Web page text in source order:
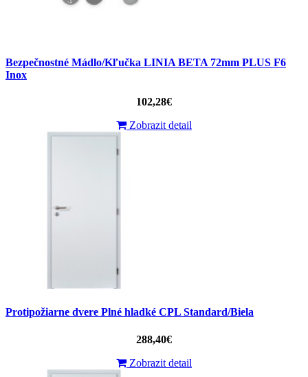
Bezpečnostné Mádlo/Kľučka LINIA BETA 72mm PLUS F6
Inox
102,28€
Zobrazit detail
Protipožiarne dvere Plné hladké CPL Standard/Biela
288,40€
Zobrazit detail